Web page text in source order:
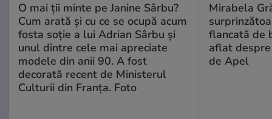
O mai ții minte pe Janine Sârbu?
Cum arată și cu ce se ocupă acum
fosta soție a lui Adrian Sârbu și
unul dintre cele mai apreciate
modele din anii 90. A fost
decorată recent de Ministerul
Culturii din Franța. Foto
Mirabela
flancată de
aflat
de Apel